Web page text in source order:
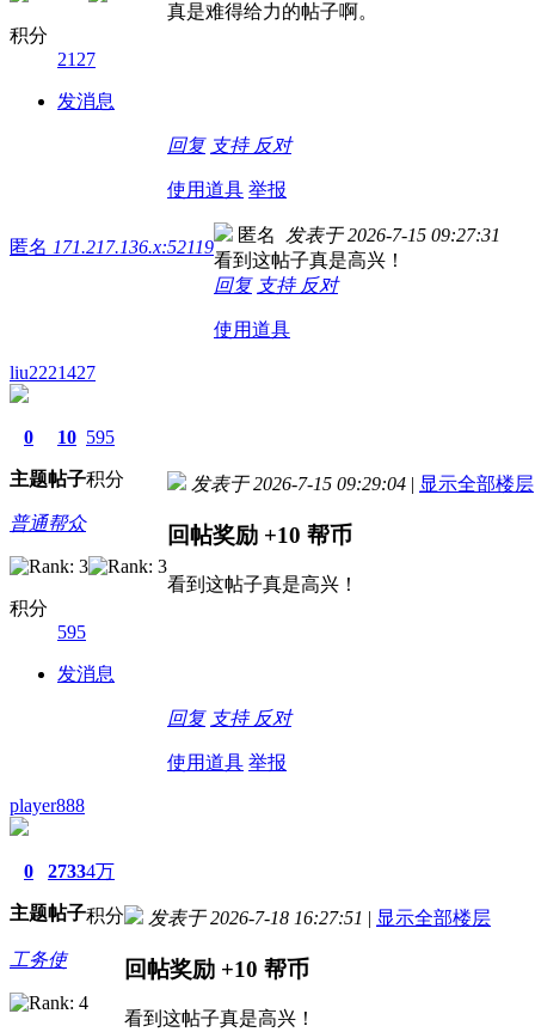
积分
2127
发消息
真是难得给力的帖子啊。
回复 支持 反对
使用道具 举报
匿名 171.217.136.x:52119
匿名 发表于 2026-7-15 09:27:31
看到这帖子真是高兴！
回复 支持 反对
使用道具
liu2221427
0
主题
10
帖子
595
积分
普通帮众
积分
595
发消息
发表于 2026-7-15 09:29:04 | 显示全部楼层
回帖奖励 +10 帮币
看到这帖子真是高兴！
回复 支持 反对
使用道具 举报
player888
0
主题
2733
帖子
4万
积分
工务使
发表于 2026-7-18 16:27:51 | 显示全部楼层
回帖奖励 +10 帮币
看到这帖子真是高兴！